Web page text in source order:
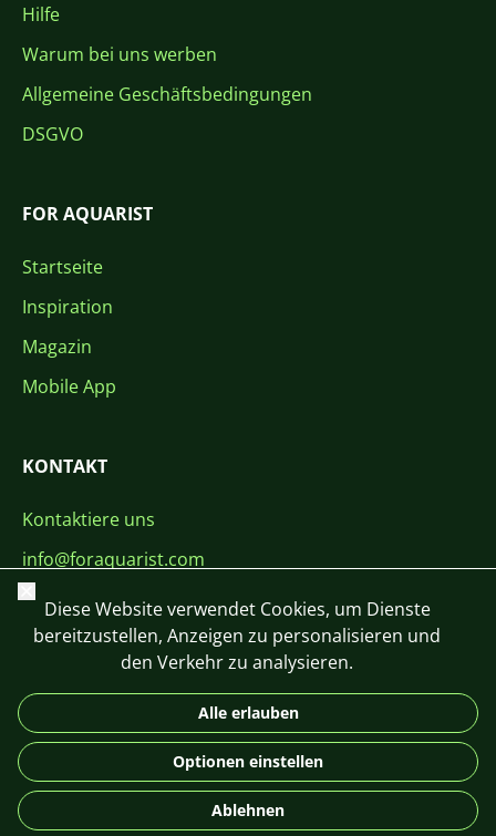
Hilfe
Warum bei uns werben
Allgemeine Geschäftsbedingungen
DSGVO
FOR AQUARIST
Startseite
Inspiration
Magazin
Mobile App
KONTAKT
Kontaktiere uns
info@foraquarist.com
+420 603 449 602
DE
© 2026 For Aquarist
Schließen
Diese Website verwendet Cookies, um Dienste
bereitzustellen, Anzeigen zu personalisieren und
den Verkehr zu analysieren.
Alle erlauben
Optionen einstellen
Ablehnen